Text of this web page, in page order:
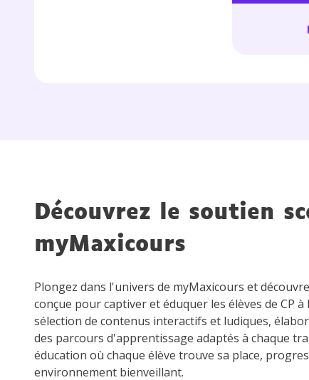
Découvrez le soutien
myMaxicours
Plongez dans l'univers de myMaxicours et
conçue pour captiver et éduquer les élèves de CP
sélection de contenus interactifs et ludiques,
des parcours d'apprentissage adaptés à chaque
éducation où chaque élève trouve sa place,
environnement bienveillant.